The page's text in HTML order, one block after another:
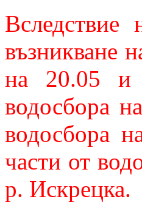
Вследствие
възникване
на 20.05 и
водосбора
водосбора
части от
р. Искрецка.